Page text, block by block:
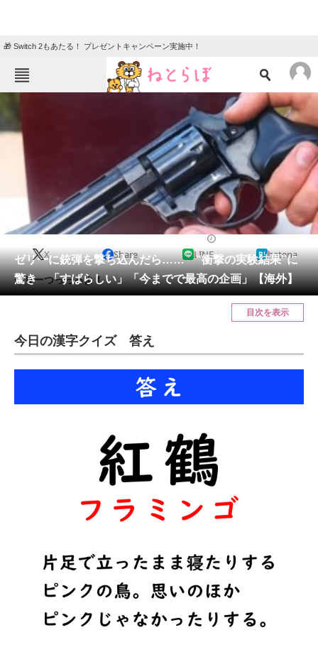
🎁 Switch 2もあたる！ プレゼントキャンペーン実施中！
ニュース
エンタメ クイズ
グルメ 地域
住まい 教育・育児
動物 リサーチ
会員記事
メディア
ITの今と未来を見通す
スマホと通信の最新トレンド
好きが集まる 比べて選べる
ビジネスと働き方のヒント
AI活用のいまが分かる
経営リーダーのコミュニティ
マーケ×ITの今がよく分かる
ITエンジニア向け専門サイト
ゼリーに銃弾を撃ち込んだら…… “衝撃の実験結果”に
驚き 「すばらしい」「今までで最高の企画」【海外】
X Share LINE hatena
ゼリーつっっっよ！
目次を表示
今日の漢字クイズ 答え